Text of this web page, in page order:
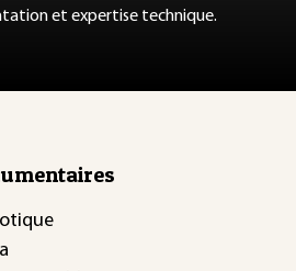
et expertise technique.